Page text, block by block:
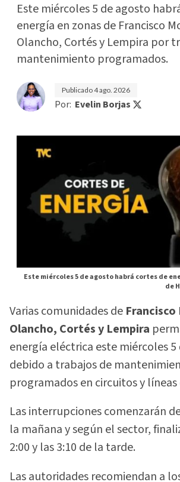
Este miércoles 5 de agosto
energía en zonas de Francisco
Olancho, Cortés y Lempira por
mantenimiento programados.
Publicado4 ago. 2026
Por: Evelin Borjas
Este miércoles 5 de agosto habrá cortes de
de
Varias comunidades de
Olancho, Cortés y Lempira
energía eléctrica este miércoles
debido a trabajos de
programados en circuitos y
Las interrupciones comenzarán
la mañana y según el sector,
2:00 y las 3:10 de la tarde.
Las autoridades recomiendan a